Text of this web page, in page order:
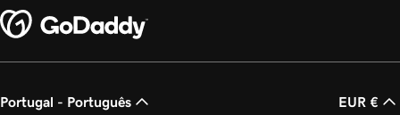
Portugal - Português EUR €